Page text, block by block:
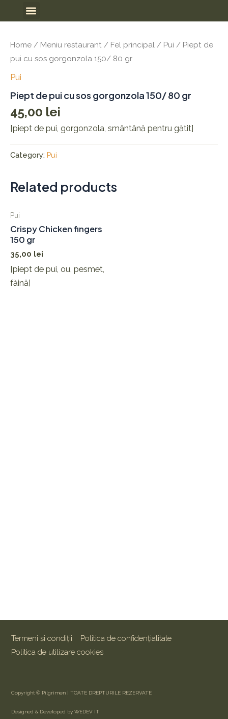
to
Meniu
Home / Meniu restaurant / Fel principal / Pui / Piept de
pui cu sos gorgonzola 150/ 80 gr
Pui
Piept de pui cu sos gorgonzola 150/ 80 gr
45,00 lei
[piept de pui, gorgonzola, smântână pentru gătit]
Category: Pui
Related products
Pui
Crispy Chicken fingers
150 gr
35,00 lei
[piept de pui, ou, pesmet,
făină]
Termeni și condiții
Politica de confidențialitate
Politica de utilizare cookies
Copyright © Pilgrimen | TOATE DREPTURILE REZERVATE
Designed & Developed by WEDEV IT